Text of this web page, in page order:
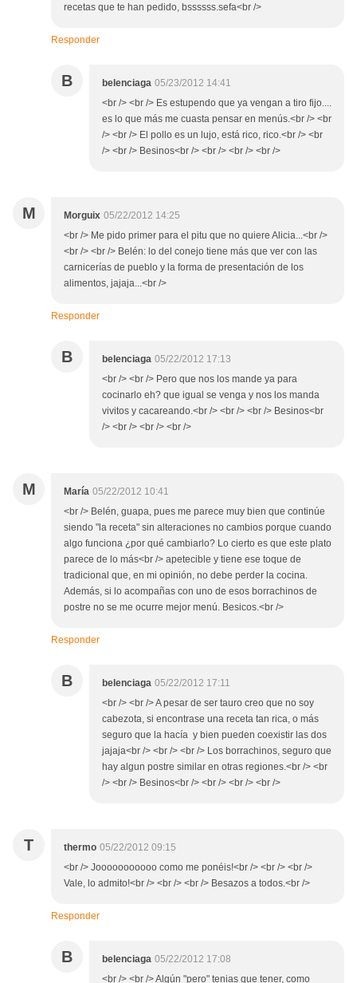
recetas que te han pedido, bssssss.sefa<br />
Responder
B belenciaga 05/23/2012 14:41
<br /> <br /> Es estupendo que ya vengan a tiro fijo....
es lo que más me cuasta pensar en menús.<br /> <br
/> <br /> El pollo es un lujo, está rico, rico.<br /> <br
/> <br /> Besinos<br /> <br /> <br /> <br />
M Morguix 05/22/2012 14:25
<br /> Me pido primer para el pitu que no quiere Alicia...<br />
<br /> <br /> Belén: lo del conejo tiene más que ver con las
carnicerías de pueblo y la forma de presentación de los
alimentos, jajaja...<br />
Responder
B belenciaga 05/22/2012 17:13
<br /> <br /> Pero que nos los mande ya para
cocinarlo eh? que igual se venga y nos los manda
vivitos y cacareando.<br /> <br /> <br /> Besinos<br
/> <br /> <br /> <br />
M María 05/22/2012 10:41
<br /> Belén, guapa, pues me parece muy bien que continúe
siendo "la receta" sin alteraciones no cambios porque cuando
algo funciona ¿por qué cambiarlo? Lo cierto es que este plato
parece de lo más<br /> apetecible y tiene ese toque de
tradicional que, en mi opinión, no debe perder la cocina.
Además, si lo acompañas con uno de esos borrachinos de
postre no se me ocurre mejor menú. Besicos.<br />
Responder
B belenciaga 05/22/2012 17:11
<br /> <br /> A pesar de ser tauro creo que no soy
cabezota, si encontrase una receta tan rica, o más
seguro que la hacía y bien pueden coexistir las dos
jajaja<br /> <br /> <br /> Los borrachinos, seguro que
hay algun postre similar en otras regiones.<br /> <br
/> <br /> Besinos<br /> <br /> <br /> <br />
T thermo 05/22/2012 09:15
<br /> Jooooooooooo como me ponéis!<br /> <br /> <br />
Vale, lo admito!<br /> <br /> <br /> Besazos a todos.<br />
Responder
B belenciaga 05/22/2012 17:08
<br /> <br /> Algún "pero" tenias que tener, como